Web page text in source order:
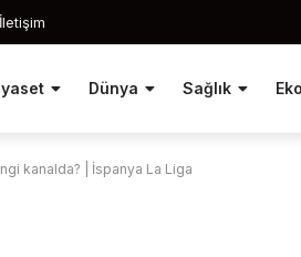
İletişim
Dünya Sağlık
kanalda? | İspanya La Liga